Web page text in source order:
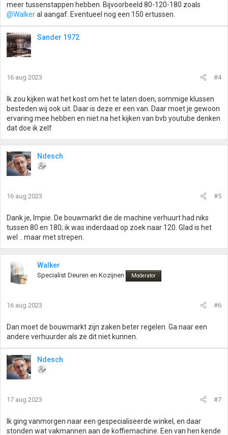
:
meer tussenstappen hebben. Bijvoorbeeld 80-120-180 zoals
@Walkeral aangaf. Eventueel nog een 150 ertussen.
Sander 1972
16 aug 2023 #4
Ik zou kijken wat het kost om het te laten doen, sommige klussen
besteden wij ook uit. Daar is deze er een van. Daar moet je gewoon
ervaring mee hebben en niet na het kijken van bvb youtube denken
dat doe ik zelf
Ndesch
16 aug 2023 #5
Dank je, Impie. De bouwmarkt die de machine verhuurt had niks
tussen 80 en 180; ik was inderdaad op zoek naar 120. Glad is het
wel .. maar met strepen.
Walker
Specialist Deuren en Kozijnen Moderator
16 aug 2023 #6
Dan moet de bouwmarkt zijn zaken beter regelen. Ga naar een
andere verhuurder als ze dit niet kunnen.
Ndesch
17 aug 2023 #7
Ik ging vanmorgen naar een gespecialiseerde winkel, en daar
stonden wat vakmannen aan de koffiemachine. Een van hen kende